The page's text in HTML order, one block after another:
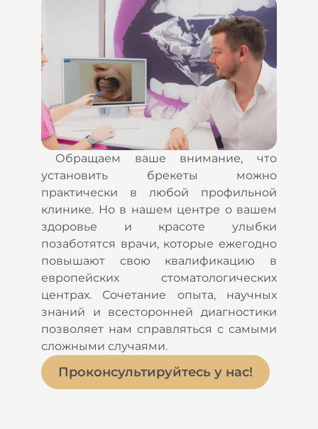
Обращаем ваше внимание, что
установить брекеты можно
практически в любой профильной
клинике. Но в нашем центре о вашем
здоровье и красоте улыбки
позаботятся врачи, которые ежегодно
повышают свою квалификацию в
европейских стоматологических
центрах. Сочетание опыта, научных
знаний и всесторонней диагностики
позволяет нам справляться с самыми
сложными случаями.
Проконсультируйтесь у нас!